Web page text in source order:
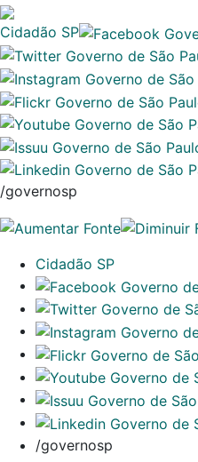
Cidadão SP
/governosp
Cidadão SP
/governosp